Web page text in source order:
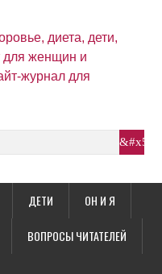
ДЕТИ ОН И Я
ВОПРОСЫ ЧИТАТЕЛЕЙ